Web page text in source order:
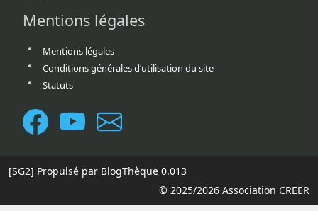
Mentions légales
Mentions légales
Conditions générales d’utilisation du site
Statuts
[SG2] Propulsé par BlogThèque 0.013
© 2025/2026 Association CREER